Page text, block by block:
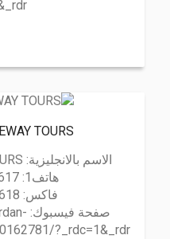
TOURS
الاسم بالانجليزية:
هاتف1:
فاكس:
صفحة فيسبوك:
?_rdc=1&_rdr